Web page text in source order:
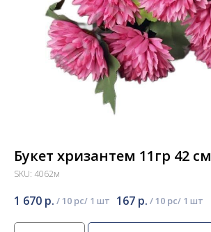
Букет хризантем 11гр 42 см
SKU: 4062м
1 670 р. / 10 pc 167 р. / 10 pc